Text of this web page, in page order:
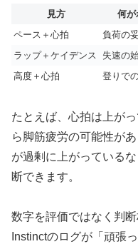
見方 何が
ペース＋心拍
負荷の
ラップ＋ケイデンス
失速の
高度＋心拍
登りで
たとえば、心拍は上が
ら脚筋疲労の可能性が
が過剰に上がっている
断できます。
数字を評価ではなく判
Instinctのログが「頑張